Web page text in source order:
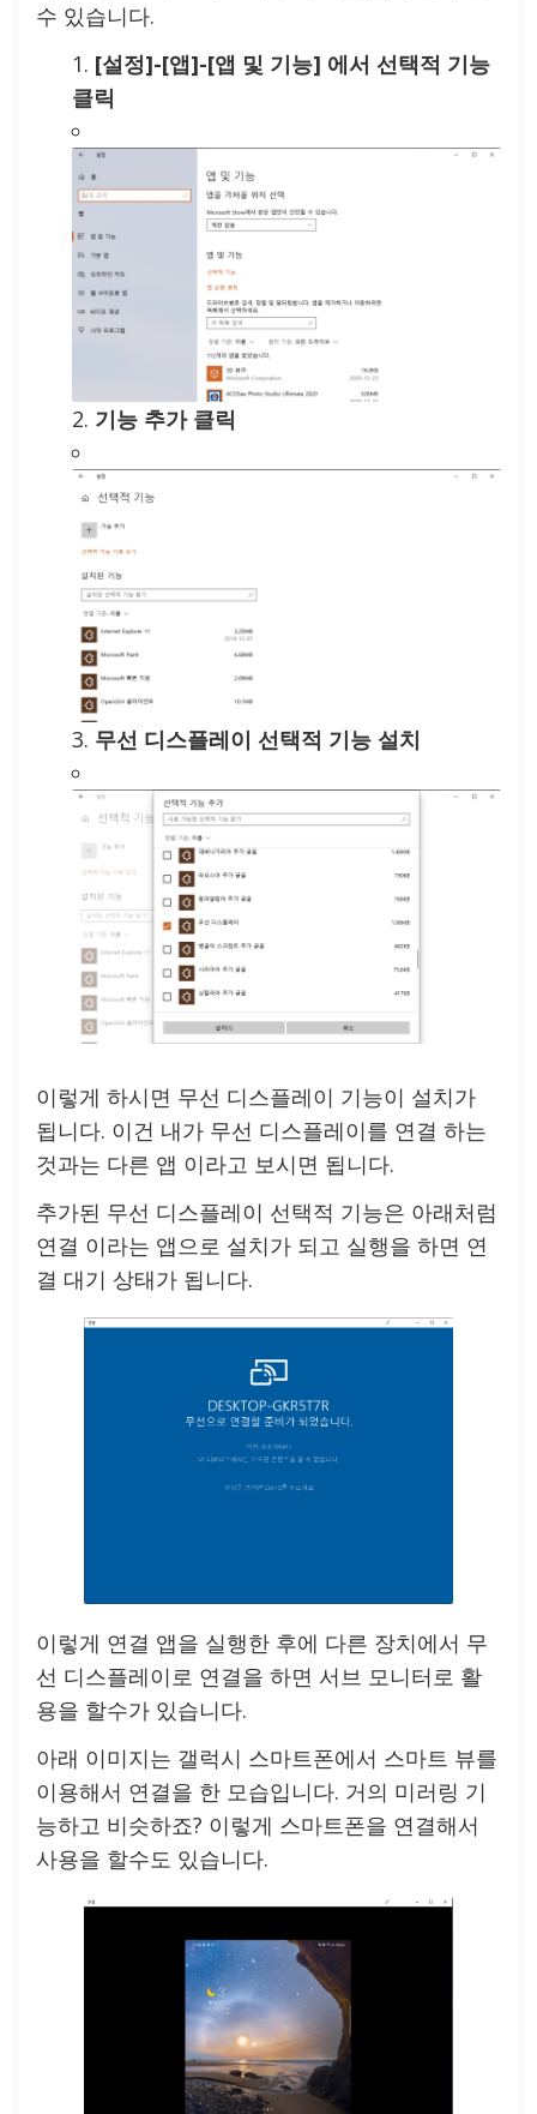
수 있습니다.
[설정]-[앱]-[앱 및 기능] 에서 선택적 기능
클릭
기능 추가 클릭
무선 디스플레이 선택적 기능 설치
이렇게 하시면 무선 디스플레이 기능이 설치가
됩니다. 이건 내가 무선 디스플레이를 연결 하는
것과는 다른 앱 이라고 보시면 됩니다.
추가된 무선 디스플레이 선택적 기능은 아래처럼
연결 이라는 앱으로 설치가 되고 실행을 하면 연
결 대기 상태가 됩니다.
이렇게 연결 앱을 실행한 후에 다른 장치에서 무
선 디스플레이로 연결을 하면 서브 모니터로 활
용을 할수가 있습니다.
아래 이미지는 갤럭시 스마트폰에서 스마트 뷰를
이용해서 연결을 한 모습입니다. 거의 미러링 기
능하고 비슷하죠? 이렇게 스마트폰을 연결해서
사용을 할수도 있습니다.